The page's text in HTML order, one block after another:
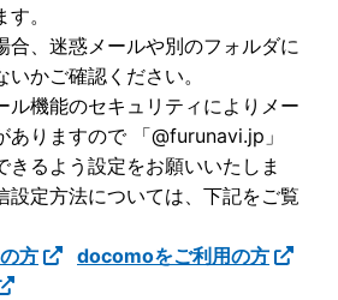
。
合、迷惑メールや別のフォルダに
かご確認ください。
ル機能のセキュリティによりメー
ありますので 「@furunavi.jp」
きるよう設定をお願いいたしま
設定方法については、下記をご覧
方
docomoをご利用の方